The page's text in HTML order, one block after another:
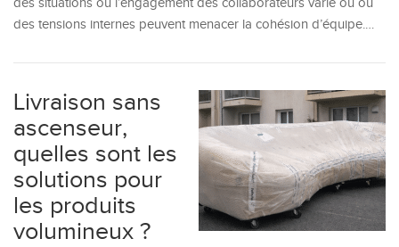
des tensions internes peuvent menacer la cohésion d’équipe.…
Livraison sans
ascenseur,
quelles sont les
solutions pour
les produits
volumineux ?